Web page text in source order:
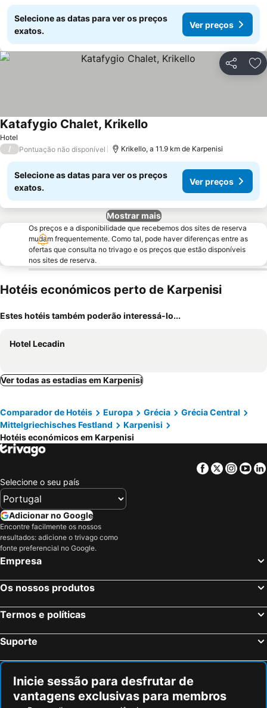
Selecione as datas para ver os preços
exatos.
Ver preços
Partilhar
Hotel
Katafygio Chalet, Krikello
/ Pontuação não disponível Krikello, a 11.9 km de Karpenisi
Selecione as datas para ver os preços
exatos.
Ver preços
Mostrar mais
Os preços e a disponibilidade que recebemos dos sites de reserva
mudam frequentemente. Como tal, pode haver diferenças entre as
ofertas que consulta no trivago e os preços que estão disponíveis
nos sites de reserva.
Hotéis económicos perto de Karpenisi
Estes hotéis também poderão interessá-lo...
Hotel Lecadin
Ver todas as estadias em Karpenisi
Comparador de Hotéis Europa Grécia
Grécia Central
Mittelgriechisches Festland
Karpenisi
Hotéis económicos em Karpenisi
Facebook
Twitter
Selecione o seu país
Adicionar no Google
Encontre facilmente os nossos
resultados: adicione o trivago como
fonte preferencial no Google.
Empresa
Os nossos produtos
Termos e políticas
Suporte
Inicie sessão para desfrutar de
vantagens exclusivas para membros